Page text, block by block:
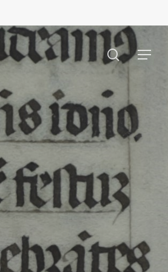
Menu
search